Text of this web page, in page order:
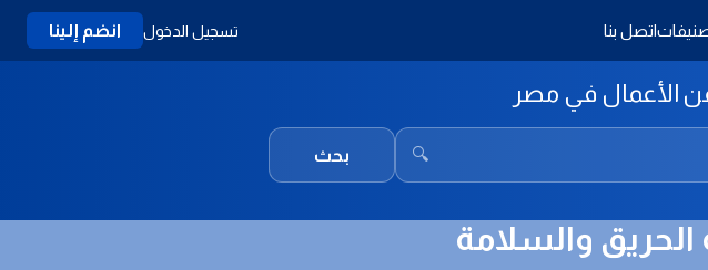
اتصل بنا تسجيل الدخول انضم إلينا
الأعمال في مصر
🔍 بحث
والسلامة